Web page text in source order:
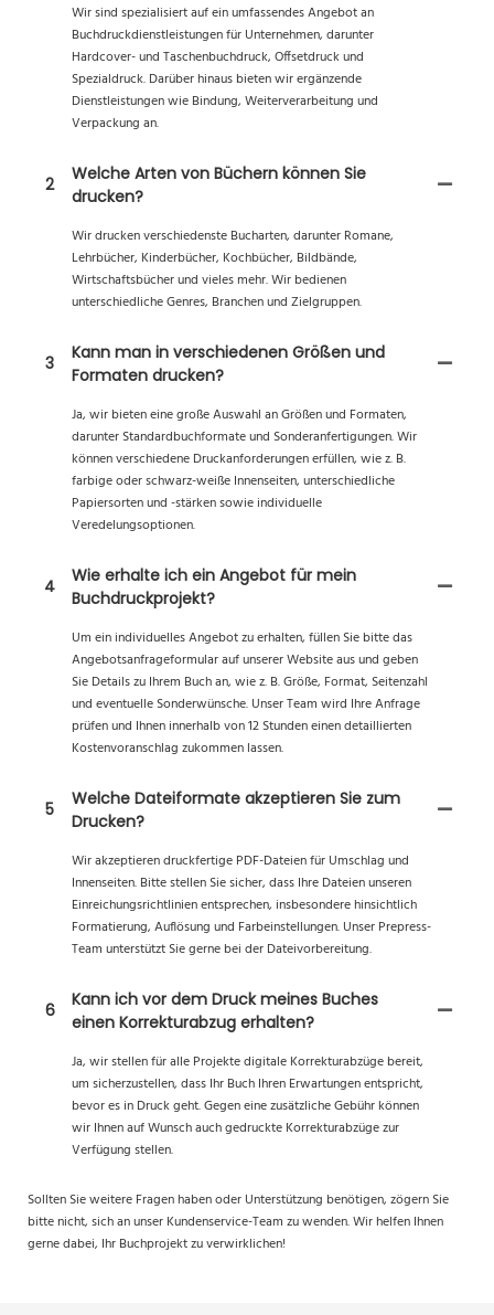
Wir sind spezialisiert auf ein umfassendes Angebot an
Buchdruckdienstleistungen für Unternehmen, darunter
Hardcover- und Taschenbuchdruck, Offsetdruck und
Spezialdruck. Darüber hinaus bieten wir ergänzende
Dienstleistungen wie Bindung, Weiterverarbeitung und
Verpackung an.
2
Welche Arten von Büchern können Sie
drucken?
Wir drucken verschiedenste Bucharten, darunter Romane,
Lehrbücher, Kinderbücher, Kochbücher, Bildbände,
Wirtschaftsbücher und vieles mehr. Wir bedienen
unterschiedliche Genres, Branchen und Zielgruppen.
3
Kann man in verschiedenen Größen und
Formaten drucken?
Ja, wir bieten eine große Auswahl an Größen und Formaten,
darunter Standardbuchformate und Sonderanfertigungen. Wir
können verschiedene Druckanforderungen erfüllen, wie z. B.
farbige oder schwarz-weiße Innenseiten, unterschiedliche
Papiersorten und -stärken sowie individuelle
Veredelungsoptionen.
4
Wie erhalte ich ein Angebot für mein
Buchdruckprojekt?
Um ein individuelles Angebot zu erhalten, füllen Sie bitte das
Angebotsanfrageformular auf unserer Website aus und geben
Sie Details zu Ihrem Buch an, wie z. B. Größe, Format, Seitenzahl
und eventuelle Sonderwünsche. Unser Team wird Ihre Anfrage
prüfen und Ihnen innerhalb von 12 Stunden einen detaillierten
Kostenvoranschlag zukommen lassen.
5
Welche Dateiformate akzeptieren Sie zum
Drucken?
Wir akzeptieren druckfertige PDF-Dateien für Umschlag und
Innenseiten. Bitte stellen Sie sicher, dass Ihre Dateien unseren
Einreichungsrichtlinien entsprechen, insbesondere hinsichtlich
Formatierung, Auflösung und Farbeinstellungen. Unser Prepress-
Team unterstützt Sie gerne bei der Dateivorbereitung.
6
Kann ich vor dem Druck meines Buches
einen Korrekturabzug erhalten?
Ja, wir stellen für alle Projekte digitale Korrekturabzüge bereit,
um sicherzustellen, dass Ihr Buch Ihren Erwartungen entspricht,
bevor es in Druck geht. Gegen eine zusätzliche Gebühr können
wir Ihnen auf Wunsch auch gedruckte Korrekturabzüge zur
Verfügung stellen.
Sollten Sie weitere Fragen haben oder Unterstützung benötigen, zögern Sie
bitte nicht, sich an unser Kundenservice-Team zu wenden. Wir helfen Ihnen
gerne dabei, Ihr Buchprojekt zu verwirklichen!